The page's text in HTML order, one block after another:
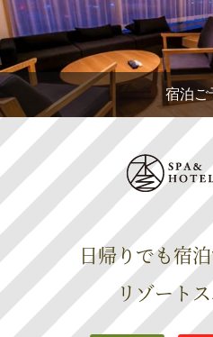
宿泊ご
日帰りでも宿
リゾート